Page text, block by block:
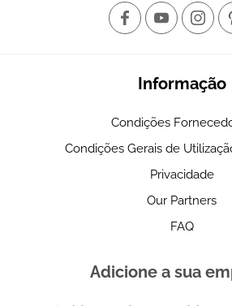
Informação
Condições
Condições Gerais de
Privacidade
Our Partners
FAQ
Adicione a sua